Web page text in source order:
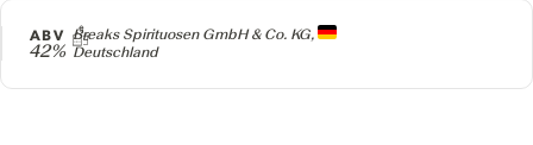
Producer
Breaks Spirituosen GmbH & Co. KG,
Deutschland
ABV
42%